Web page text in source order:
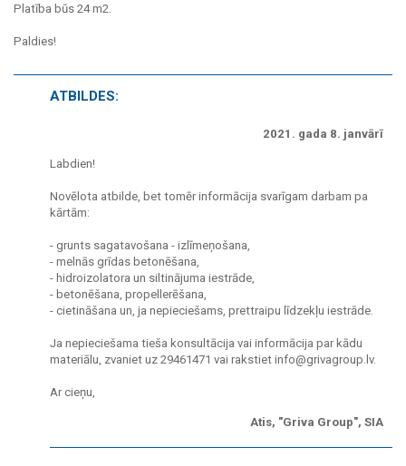
Platība būs 24 m2.
Paldies!
ATBILDES:
2021. gada 8. janvārī
Labdien!
Novēlota atbilde, bet tomēr informācija svarīgam darbam pa
kārtām:
- grunts sagatavošana - izlīmeņošana,
- melnās grīdas betonēšana,
- hidroizolatora un siltinājuma iestrāde,
- betonēšana, propellerēšana,
- cietināšana un, ja nepieciešams, prettraipu līdzekļu iestrāde.
Ja nepieciešama tieša konsultācija vai informācija par kādu
materiālu, zvaniet uz 29461471 vai rakstiet info@grivagroup.lv.
Ar cieņu,
Atis, "Griva Group", SIA